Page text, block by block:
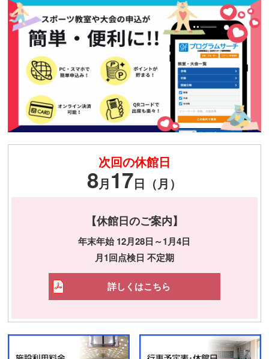
次回の休館日
8月17日（月）
【休館日のご案内】
年末年始 12月28日～1月4日
月1回点検日 不定期
詳しくはこちら